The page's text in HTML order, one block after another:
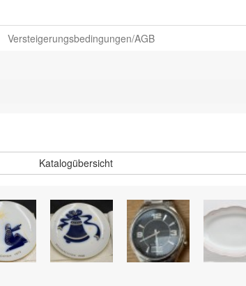
Versteigerungsbedingungen/AGB
Katalogübersicht